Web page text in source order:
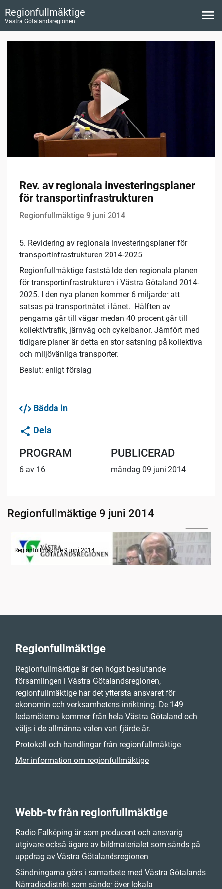
Regionfullmäktige
Västra Götalandsregionen
Rev. av regionala investeringsplaner
för transportinfrastrukturen
Regionfullmäktige 9 juni 2014
5. Revidering av regionala investeringsplaner för
transportinfrastrukturen 2014-2025
Regionfullmäktige fastställde den regionala planen
för transportinfrastrukturen i Västra Götaland 2014-
2025. I den nya planen kommer 6 miljarder att
satsas på transportnätet i länet. Hälften av
pengarna går till vägar medan 40 procent går till
kollektivtrafik, järnväg och cykelbanor. Jämfört med
tidigare planer är detta en stor satsning på kollektiva
och miljövänliga transporter.
Beslut: enligt förslag
Bädda in
Dela
PROGRAM
6 av 16
PUBLICERAD
måndag 09 juni 2014
Regionfullmäktige 9 juni 2014
Radion informerar
Regionfullmäktige 9 juni 2014
Regionfullmäktige
Regionfullmäktige är den högst beslutande
församlingen i Västra Götalandsregionen,
regionfullmäktige har det yttersta ansvaret för
ekonomin och verksamhetens inriktning. De 149
ledamöterna kommer från hela Västra Götaland och
väljs i de allmänna valen vart fjärde år.
Protokoll och handlingar från regionfullmäktige
Mer information om regionfullmäktige
Webb-tv från regionfullmäktige
Radio Falköping är som producent och ansvarig
utgivare också ägare av bildmaterialet som sänds på
uppdrag av Västra Götalandsregionen
Sändningarna görs i samarbete med Västra Götalands
Närradiodistrikt som sänder över lokala